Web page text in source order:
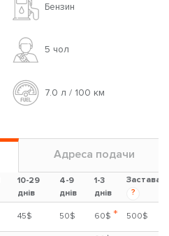
Бензин
5 чoл
7.0 л / 100 км
Адреса подачи
10-29
днів
4-9
днів
1-3
днів
Застава
?
45$ 50$ 60$ * 500$